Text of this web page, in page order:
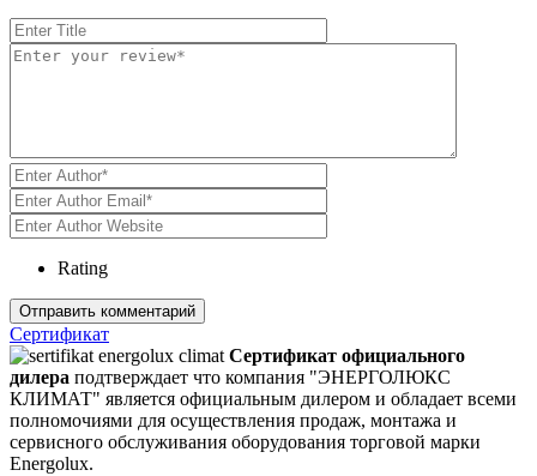
Rating
Сертификат
Сертификат официального
дилера подтверждает что компания "ЭНЕРГОЛЮКС
КЛИМАТ" является официальным дилером и обладает всеми
полномочиями для осуществления продаж, монтажа и
сервисного обслуживания оборудования торговой марки
Energolux.